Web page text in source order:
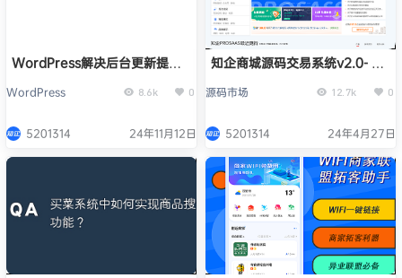
WordPress解决后台更新提示
WordPress 8.6k 0
5201314 24年11月12日
知企商城源码交易系统v2.0- 专
版提供商城系统PHP源码
源码市场 12.7k 0
5201314 24年4月27日